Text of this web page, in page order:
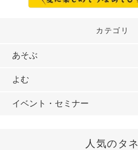
カテゴリ
あそぶ
よむ
イベント・セミナー
人気のタネ